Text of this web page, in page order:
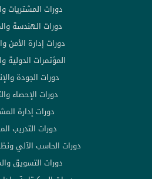
دورات المشتريات
دورات الهندسة
دورات إدارة الأمن
المؤتمرات الدولية
دورات الجودة
دورات الإحصاء
دورات إدارة
دورات التدريب
دورات الحاسب الآلي
دورات التسويق